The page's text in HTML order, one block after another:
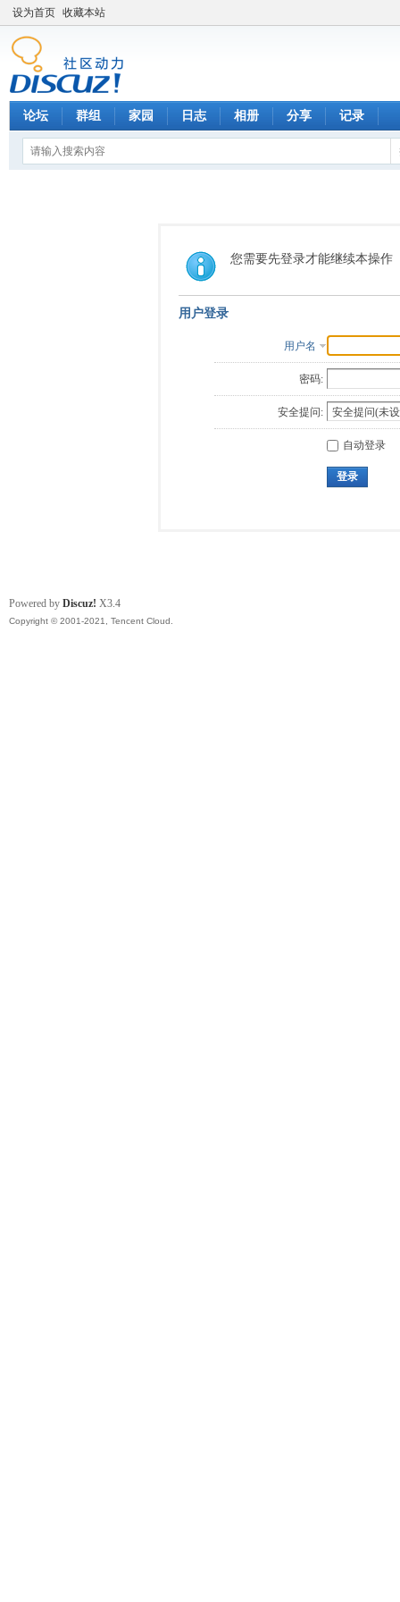
设为首页 收藏本站
论坛 群组 家园 日志 相册 分享 记录
您需要先登录才能继续本操作
用户登录
用户名
密码:
安全提问:
自动登录
登录
Powered by Discuz! X3.4
Copyright © 2001-2021, Tencent Cloud.